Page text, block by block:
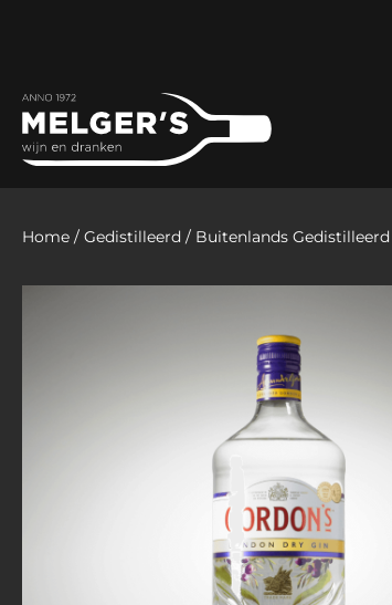
Home / Gedistilleerd / Buitenlands Gedistilleerd